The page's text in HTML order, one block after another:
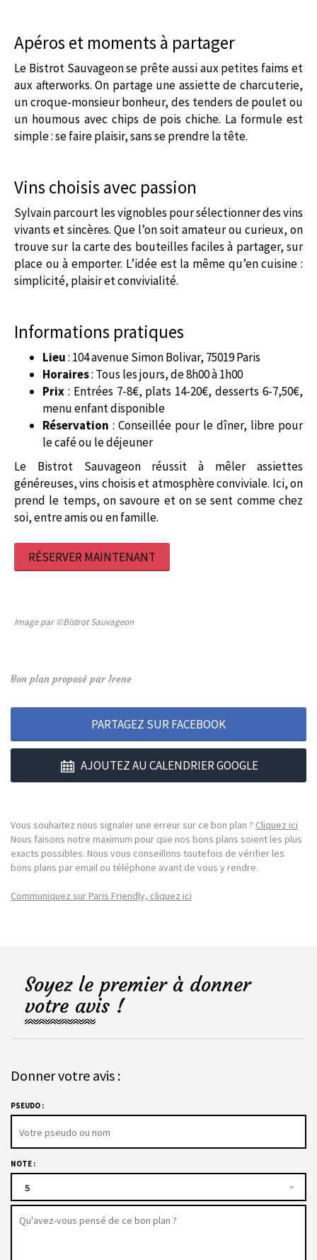
Apéros et moments à partager
Le Bistrot Sauvageon se prête aussi aux petites faims et
aux afterworks. On partage une assiette de charcuterie,
un croque-monsieur bonheur, des tenders de poulet ou
un houmous avec chips de pois chiche. La formule est
simple : se faire plaisir, sans se prendre la tête.
Vins choisis avec passion
Sylvain parcourt les vignobles pour sélectionner des vins
vivants et sincères. Que l’on soit amateur ou curieux, on
trouve sur la carte des bouteilles faciles à partager, sur
place ou à emporter. L’idée est la même qu’en cuisine :
simplicité, plaisir et convivialité.
Informations pratiques
Lieu: 104 avenue Simon Bolivar, 75019 Paris
Horaires: Tous les jours, de 8h00 à 1h00
Prix : Entrées 7-8€, plats 14-20€, desserts 6-7,50€,
menu enfant disponible
Réservation : Conseillée pour le dîner, libre pour
le café ou le déjeuner
Le Bistrot Sauvageon réussit à mêler assiettes
généreuses, vins choisis et atmosphère conviviale. Ici, on
prend le temps, on savoure et on se sent comme chez
soi, entre amis ou en famille.
RÉSERVER MAINTENANT
Image par ©Bistrot Sauvageon
Bon plan proposé par Irene
PARTAGEZ SUR FACEBOOK
AJOUTEZ AU CALENDRIER GOOGLE
Vous souhaitez nous signaler une erreur sur ce bon plan ? Cliquez ici
Nous faisons notre maximum pour que nos bons plans soient les plus
exacts possibles. Nous vous conseillons toutefois de vérifier les
bons plans par email ou téléphone avant de vous y rendre.
Communiquez sur Paris Friendly, cliquez ici
Soyez le premier à donner
votre avis !
Donner votre avis :
PSEUDO :
NOTE :
5